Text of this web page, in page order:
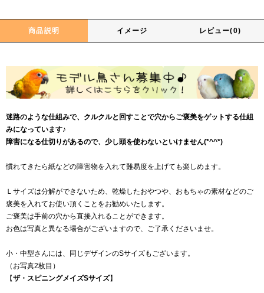
商品説明 イメージ レビュー(0)
迷路のような仕組みで、クルクルと回すことで穴からご褒美をゲットする仕組
みになっています♪
障害になる仕切りがあるので、少し頭を使わないといけません(*^^*)
慣れてきたら紙などの障害物を入れて難易度を上げても楽しめます。
Ｌサイズは分解ができないため、乾燥したおやつや、おもちゃの素材などのご
褒美を入れてお使い頂くことをお勧めいたします。
ご褒美は手前の穴から直接入れることができます。
お色は写真と異なる場合がございますので、ご了承くださいませ。
小・中型さんには、同じデザインのSサイズもございます。
（お写真2枚目）
【ザ・スピニングメイズSサイズ】